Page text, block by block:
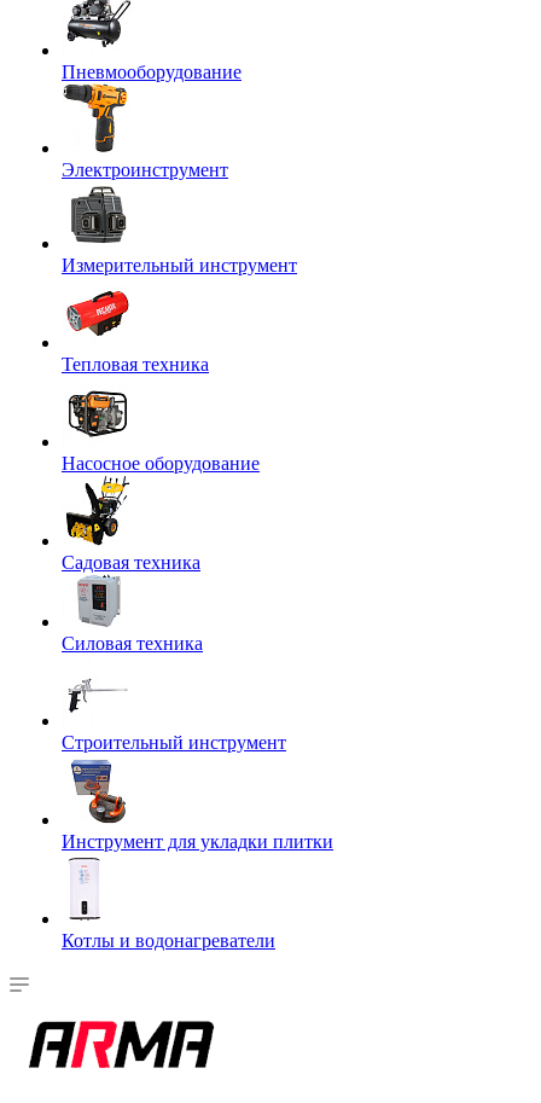
Пневмооборудование
Электроинструмент
Измерительный инструмент
Тепловая техника
Насосное оборудование
Садовая техника
Силовая техника
Строительный инструмент
Инструмент для укладки плитки
Котлы и водонагреватели